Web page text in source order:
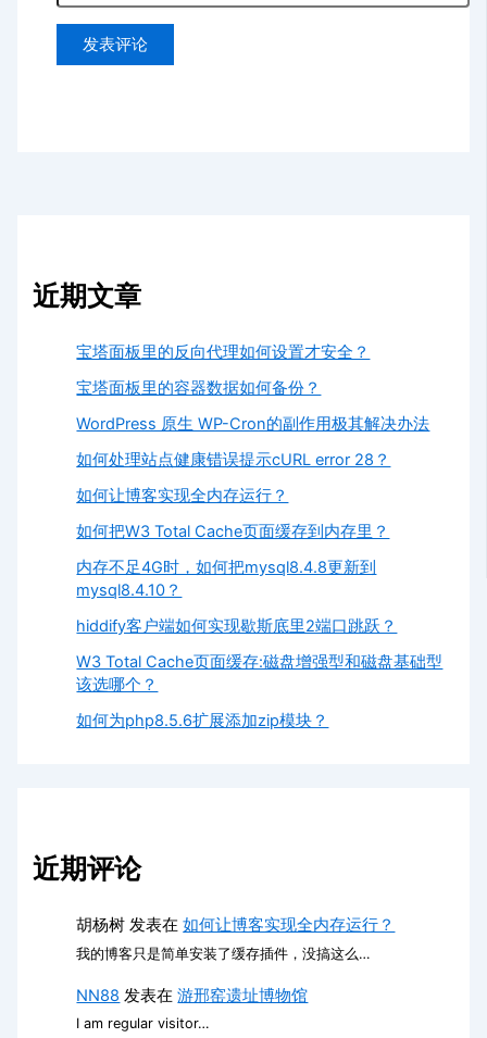
近期文章
宝塔面板里的反向代理如何设置才安全？
宝塔面板里的容器数据如何备份？
WordPress 原生 WP-Cron的副作用极其解决办法
如何处理站点健康错误提示cURL error 28？
如何让博客实现全内存运行？
如何把W3 Total Cache页面缓存到内存里？
内存不足4G时，如何把mysql8.4.8更新到
mysql8.4.10？
hiddify客户端如何实现歇斯底里2端口跳跃？
W3 Total Cache页面缓存:磁盘增强型和磁盘基础型
该选哪个？
如何为php8.5.6扩展添加zip模块？
近期评论
胡杨树 发表在如何让博客实现全内存运行？
我的博客只是简单安装了缓存插件，没搞这么…
NN88 发表在游邢窑遗址博物馆
I am regular visitor…